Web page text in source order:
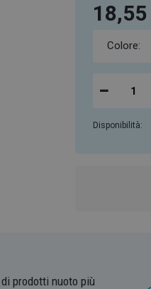
18,55
Disponibilità:
di prodotti nuoto più